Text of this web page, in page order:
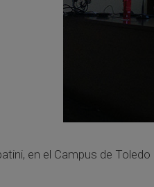
en el Campus de